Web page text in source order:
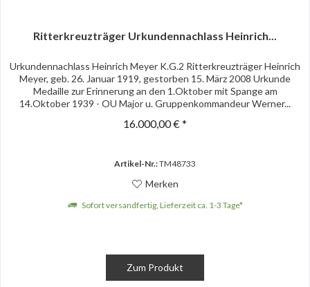
Ritterkreuzträger Urkundennachlass Heinrich...
Urkundennachlass Heinrich Meyer K.G.2 Ritterkreuzträger Heinrich
Meyer, geb. 26. Januar 1919, gestorben 15. März 2008 Urkunde
Medaille zur Erinnerung an den 1.Oktober mit Spange am
14.Oktober 1939 - OU Major u. Gruppenkommandeur Werner...
16.000,00 € *
Artikel-Nr.:TM48733
Merken
Sofort versandfertig, Lieferzeit ca. 1-3 Tage*
Zum Produkt